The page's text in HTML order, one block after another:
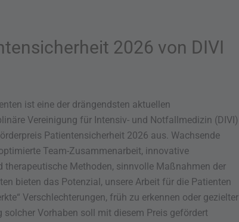
2026 von DIVI
ist eine der drängendsten aktuellen
Vereinigung für Intensiv- und Notfallmedizin (DIVI)
Patientensicherheit 2026 aus. Wachsende
Team-Zusammenarbeit, innovative
Methoden, sinnvolle Maßnahmen der
bieten das Potenzial, unsere Arbeit für die Patienten
Verschlechterungen, früh zu erkennen oder gezielter
Vorhaben soll mit diesem Preis gefördert